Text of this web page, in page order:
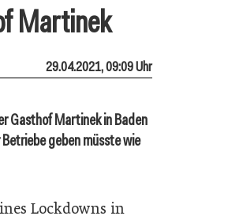
Martinek
29.04.2021, 09:09 Uhr
Gasthof Martinek in Baden
geben müsste wie
Lockdowns in